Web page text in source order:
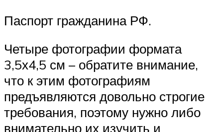
Паспорт гражданина РФ.
Четыре фотографии формата
3,5х4,5 см – обратите внимание,
что к этим фотографиям
предъявляются довольно строгие
требования, поэтому нужно либо
внимательно их изучить и